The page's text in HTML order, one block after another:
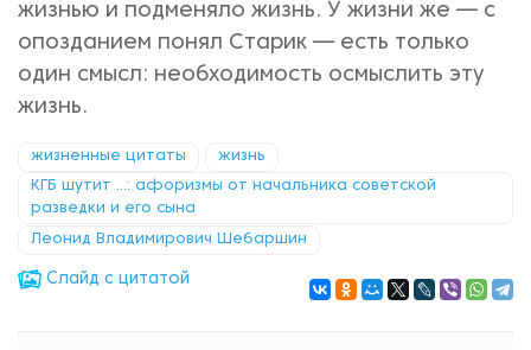
жизнью и подменяло жизнь. У жизни же — с
опозданием понял Старик — есть только
один смысл: необходимость осмыслить эту
жизнь.
жизненные цитаты жизнь
КГБ шутит ...: афоризмы от начальника советской
разведки и его сына
Леонид Владимирович Шебаршин
Cлайд с цитатой